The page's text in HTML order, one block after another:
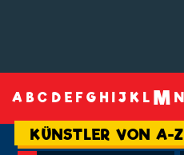
A B C D E F G H J K L M N
KÜNSTLER VON A-Z